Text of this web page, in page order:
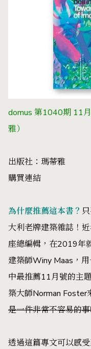
domus 第1040期 11
雅）
出版社：瑪蒂雅
購買連結
為什麼推薦這本書？
大利老牌建築雜誌！
座總編輯，在2019年
建築師Winy Maas，
中最推薦11月號的主
築大師Norman Foster
是一件非常不容易的
透過這篇專文可以感